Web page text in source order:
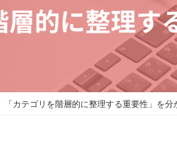
層的に整理
「カテゴリを階層的に整理する重要性」を